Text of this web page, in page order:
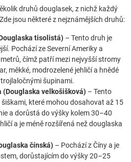
druhů douglasek, z nichž každý
jsou některé z nejznámějších druhů:
tisolistá) – Tento druh je
Pochází ze Severní Ameriky a
čímž patří mezi nejvyšší stromy
měkké, modrozelené jehličí a hnědé
šupinami.
(Douglaska velkošišková) – Tento
které mohou dosahovat až 15
a dorůstá do výšky kolem 30–40
a je méně rozšířená než douglaska
čínská) – Pochází z Číny a je
dorůstajícím do výšky 20–25